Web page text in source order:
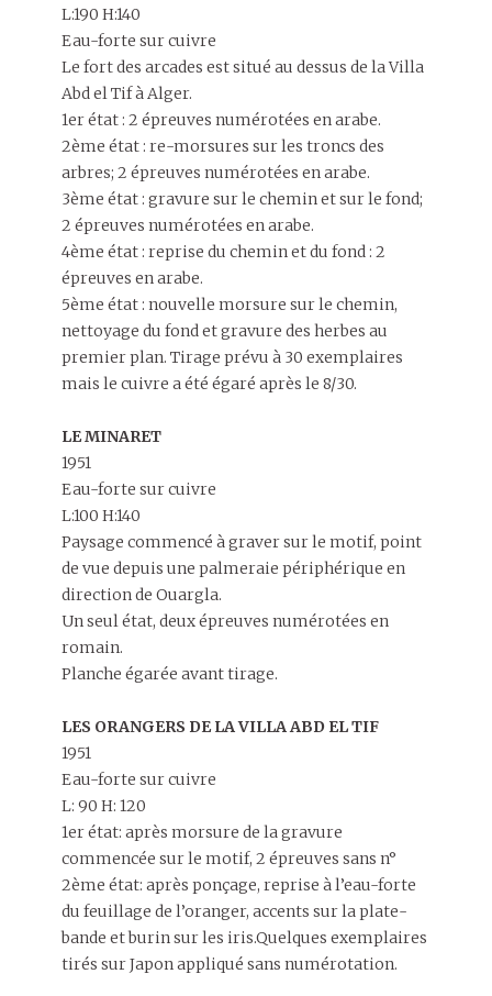
L:190 H:140
Eau-forte sur cuivre
Le fort des arcades est situé au dessus de la Villa
Abd el Tif à Alger.
1er état : 2 épreuves numérotées en arabe.
2ème état : re-morsures sur les troncs des
arbres; 2 épreuves numérotées en arabe.
3ème état : gravure sur le chemin et sur le fond;
2 épreuves numérotées en arabe.
4ème état : reprise du chemin et du fond : 2
épreuves en arabe.
5ème état : nouvelle morsure sur le chemin,
nettoyage du fond et gravure des herbes au
premier plan. Tirage prévu à 30 exemplaires
mais le cuivre a été égaré après le 8/30.
LE MINARET
1951
Eau-forte sur cuivre
L:100 H:140
Paysage commencé à graver sur le motif, point
de vue depuis une palmeraie périphérique en
direction de Ouargla.
Un seul état, deux épreuves numérotées en
romain.
Planche égarée avant tirage.
LES ORANGERS DE LA VILLA ABD EL TIF
1951
Eau-forte sur cuivre
L: 90 H: 120
1er état: après morsure de la gravure
commencée sur le motif, 2 épreuves sans n°
2ème état: après ponçage, reprise à l’eau-forte
du feuillage de l’oranger, accents sur la plate-
bande et burin sur les iris.Quelques exemplaires
tirés sur Japon appliqué sans numérotation.